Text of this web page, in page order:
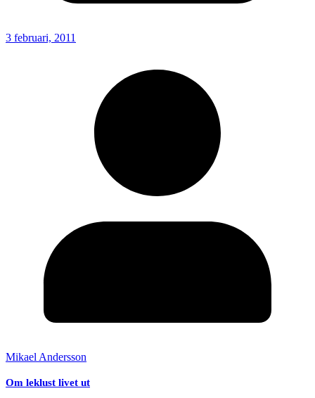
3 februari, 2011
Mikael Andersson
Om leklust livet ut